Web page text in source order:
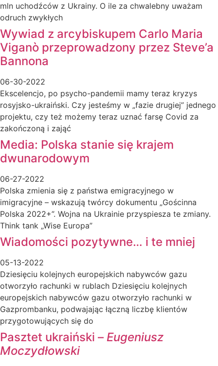
mln uchodźców z Ukrainy. O ile za chwalebny uważam
odruch zwykłych
Wywiad z arcybiskupem Carlo Maria
Viganò przeprowadzony przez Steve’a
Bannona
06-30-2022
Ekscelencjo, po psycho-pandemii mamy teraz kryzys
rosyjsko-ukraiński. Czy jesteśmy w „fazie drugiej” jednego
projektu, czy też możemy teraz uznać farsę Covid za
zakończoną i zająć
Media: Polska stanie się krajem
dwunarodowym
06-27-2022
Polska zmienia się z państwa emigracyjnego w
imigracyjne – wskazują twórcy dokumentu „Gościnna
Polska 2022+”. Wojna na Ukrainie przyspiesza te zmiany.
Think tank „Wise Europa”
Wiadomości pozytywne… i te mniej
05-13-2022
Dziesięciu kolejnych europejskich nabywców gazu
otworzyło rachunki w rublach Dziesięciu kolejnych
europejskich nabywców gazu otworzyło rachunki w
Gazprombanku, podwajając łączną liczbę klientów
przygotowujących się do
Pasztet ukraiński – Eugeniusz
Moczydłowski